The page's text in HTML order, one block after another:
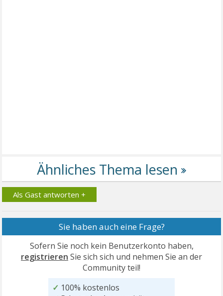
Als Gast antworten +
Sie haben auch eine Frage?
Sofern Sie noch kein Benutzerkonto haben,
registrieren Sie sich sich und nehmen Sie an der
Community teil!
✓ 100% kostenlos